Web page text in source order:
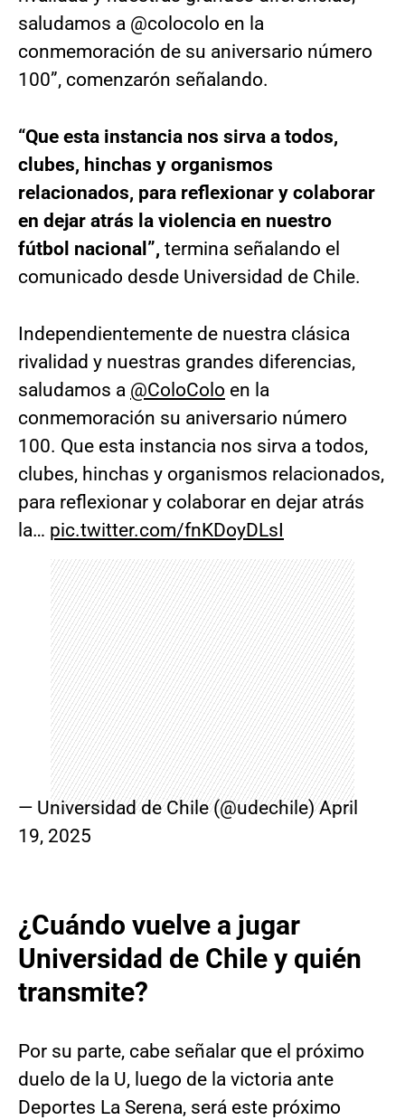
saludamos a @colocolo en la
conmemoración de su aniversario número
100”, comenzarón señalando.
“Que esta instancia nos sirva a todos,
clubes, hinchas y organismos
relacionados, para reflexionar y colaborar
en dejar atrás la violencia en nuestro
fútbol nacional”, termina señalando el
comunicado desde Universidad de Chile.
Independientemente de nuestra clásica
rivalidad y nuestras grandes diferencias,
saludamos a @ColoColo en la
conmemoración su aniversario número
100. Que esta instancia nos sirva a todos,
clubes, hinchas y organismos relacionados,
para reflexionar y colaborar en dejar atrás
la… pic.twitter.com/fnKDoyDLsI
— Universidad de Chile (@udechile)April
19, 2025
¿Cuándo vuelve a jugar
Universidad de Chile y quién
transmite?
Por su parte, cabe señalar que el próximo
duelo de la U, luego de la victoria ante
Deportes La Serena, será este próximo